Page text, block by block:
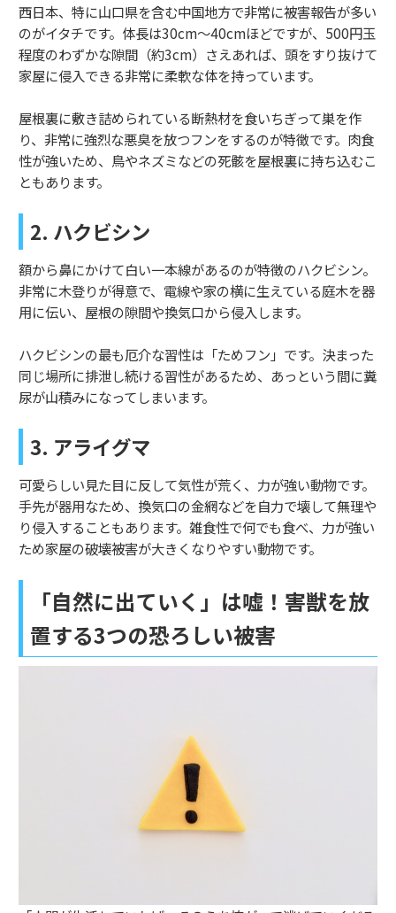
西日本、特に山口県を含む中国地方で非常に被害報告が多い
のがイタチです。体長は30cm〜40cmほどですが、500円玉
程度のわずかな隙間（約3cm）さえあれば、頭をすり抜けて
家屋に侵入できる非常に柔軟な体を持っています。
屋根裏に敷き詰められている断熱材を食いちぎって巣を作
り、非常に強烈な悪臭を放つフンをするのが特徴です。肉食
性が強いため、鳥やネズミなどの死骸を屋根裏に持ち込むこ
ともあります。
2. ハクビシン
額から鼻にかけて白い一本線があるのが特徴のハクビシン。
非常に木登りが得意で、電線や家の横に生えている庭木を器
用に伝い、屋根の隙間や換気口から侵入します。
ハクビシンの最も厄介な習性は「ためフン」です。決まった
同じ場所に排泄し続ける習性があるため、あっという間に糞
尿が山積みになってしまいます。
3. アライグマ
可愛らしい見た目に反して気性が荒く、力が強い動物です。
手先が器用なため、換気口の金網などを自力で壊して無理や
り侵入することもあります。雑食性で何でも食べ、力が強い
ため家屋の破壊被害が大きくなりやすい動物です。
「自然に出ていく」は嘘！害獣を放
置する3つの恐ろしい被害